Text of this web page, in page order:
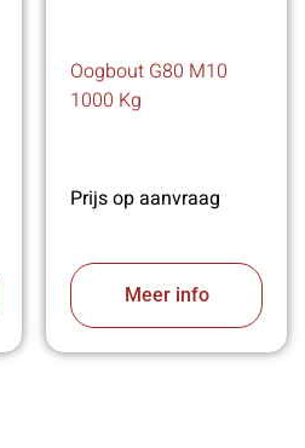
Oogbout G80 M10
1000 Kg
Prijs op aanvraag
Meer info